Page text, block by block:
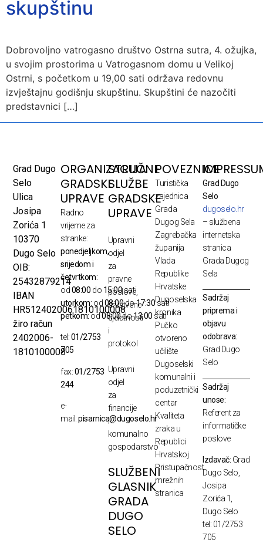
skupštinu
Dobrovoljno vatrogasno društvo Ostrna sutra, 4. ožujka,
u svojim prostorima u Vatrogasnom domu u Velikoj
Ostrni, s početkom u 19,00 sati održava redovnu
izvještajnu godišnju skupštinu. Skupštini će nazočiti
predstavnici […]
Grad Dugo
Selo
Ulica
Josipa
Zorića 1
10370
Dugo Selo
OIB:
25432879214
IBAN
HR5124020061810100008
žiro račun
2402006-
1810100008
ORGANIZACIJA
GRADSKE
UPRAVE
Radno
vrijeme za
stranke:
ponedjeljkom,
srijedom i
četvrtkom:
od08:00 do 15:00sati
utorkom: od08:00do17:30sati
petkom:od08:00do13:00 sati
tel:01/2753
705
fax:01/2753
244
e-
mail:pisarnica@dugoselo.hr
STRUČNE
SLUŽBE
GRADSKE
UPRAVE
Upravni
odjel
za
pravne
poslove,
društvene
djelatnosti
i
protokol
Upravni
odjel
za
financije
i
komunalno
gospodarstvo
SLUŽBENI
GLASNIK
GRADA
DUGO
SELO
POVEZNICE
Turistička
zajednica
Grada
Dugog Sela
Zagrebačka
županija
Vlada
Republike
Hrvatske
Dugoselska
kronika
Pučko
otvoreno
učilište
Dugoselski
komunalni i
poduzetnički
centar
Kvaliteta
zraka u
Republici
Hrvatskoj
Pristupačnost
mrežnih
stranica
Grad Dugo
Selo
dugoselo.hr
– službena
internetska
stranica
Grada Dugog
Sela
Sadržaj
priprema i
objavu
odobrava:
Grad Dugo
Selo
Sadržaj
unose:
Referent za
informatičke
poslove
Izdavač: Grad
Dugo Selo,
Josipa
Zorića 1,
Dugo Selo
tel: 01/2753
705